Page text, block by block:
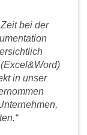
bei der
in unser